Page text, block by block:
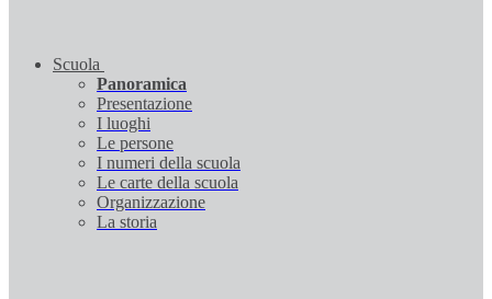
Scuola
Panoramica
Presentazione
I luoghi
Le persone
I numeri della scuola
Le carte della scuola
Organizzazione
La storia